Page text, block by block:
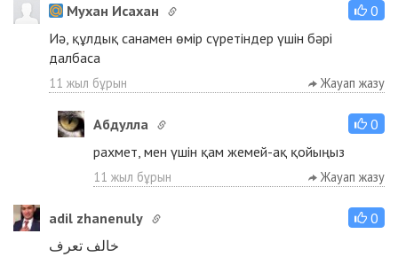
Мухан Исахан
0
Иә, құлдық санамен өмір сүретіндер үшін бәрі
далбаса
11 жыл бұрын Жауап жазу
Абдулла
0
рахмет, мен үшін қам жемей-ақ қойыңыз
11 жыл бұрын Жауап жазу
adil zhanenuly
0
خالف تعرف